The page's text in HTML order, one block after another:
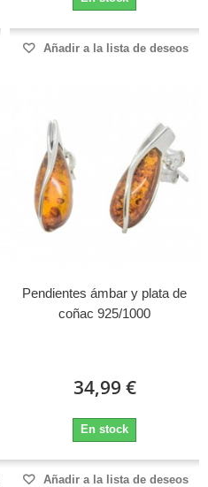
Añadir a la lista de deseos
Pendientes ámbar y plata de
coñac 925/1000
34,99 €
En stock
Añadir a la lista de deseos